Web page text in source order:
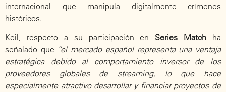
internacional que manipula digitalmente crímenes
históricos.
Keil, respecto a su participación en Series Match ha
señalado que “el mercado español representa una ventaja
estratégica debido al comportamiento inversor de los
proveedores globales de streaming, lo que hace
especialmente atractivo desarrollar y financiar proyectos de